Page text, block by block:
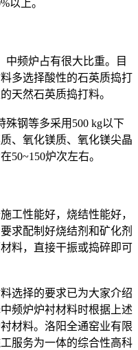
以上。
频炉占有很大比重。目
多选择酸性的石英质捣打
天然石英质捣打料。
钢等多采用500 kg以下
、氧化镁质、氧化镁尖晶
50~150炉次左右。
性能好，烧结性能好，
求配制好烧结剂和矿化剂
料，直接干振或捣碎即可
择的要求已为大家介绍
频炉炉衬材料时根据上述
材料。洛阳全通窑业有限
服务为一体的综合性高科